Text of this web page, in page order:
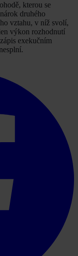
kterou se
druhého
vztahu, v níž svolí,
výkon rozhodnutí
exekučním